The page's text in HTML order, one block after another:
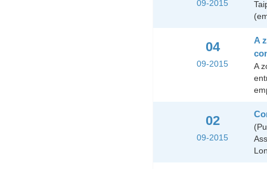
09-2015
04
09-2015
A
A
02
09-2015